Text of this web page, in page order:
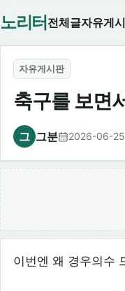
노리터 전체글자유게
자유게시판
축구를 보면
그 그분 2026-06-25
이번엔 왜 경우의수